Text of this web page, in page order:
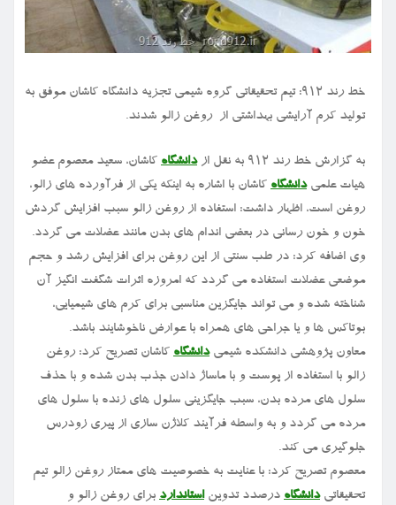
خط رند ۹۱۲: تیم تحقیقاتی گروه شیمی تجزیه دانشگاه کاشان موفق به
تولید کرم آرایشی بهداشتی از روغن زالو شدند.
به گزارش خط رند ۹۱۲ به نقل از دانشگاه کاشان، سعید معصوم عضو
هیات علمیدانشگاه کاشان با اشاره به اینکه یکی از فرآورده های زالو،
روغن است، اظهار داشت: استفاده از روغن زالو سبب افزایش گردش
خون و خون رسانی در بعضی اندام های بدن مانند عضلات می گردد.
وی اضافه کرد: در طب سنتی از این روغن برای افزایش رشد و حجم
موضعی عضلات استفاده می گردد که امروزه اثرات شگفت انگیز آن
شناخته شده و می تواند جایگزین مناسبی برای کرم های شیمیایی،
بوتاکس ها و یا جراحی های همراه با عوارض ناخوشایند باشد.
معاون پژوهشی دانشکده شیمیدانشگاه کاشان تصریح کرد: روغن
زالو با استفاده از پوست و با ماساژ دادن جذب بدن شده و با حذف
سلول های مرده بدن، سبب جایگزینی سلول های زنده با سلول های
مرده می گردد و به واسطه فرآیند کلاژن سازی از پیری زودرس
جلوگیری می کند.
معصوم تصریح کرد: با عنایت به خصوصیت های ممتاز روغن زالو تیم
تحقیقاتیدانشگاه درصدد تدویناستاندارد برای روغن زالو و